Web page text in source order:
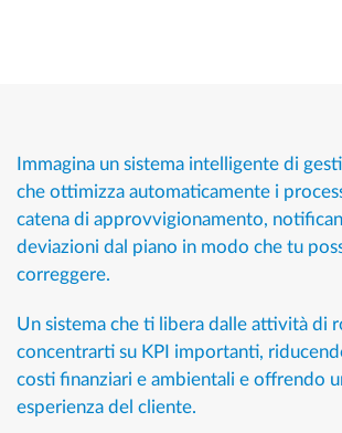
Immagina un sistema intelligente di
che ottimizza automaticamente i
catena di approvvigionamento,
deviazioni dal piano in modo che tu
correggere.
Un sistema che ti libera dalle attività di
concentrarti su KPI importanti,
costi finanziari e ambientali e offrendo
esperienza del cliente.